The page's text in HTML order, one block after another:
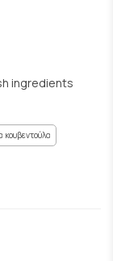
ingredients
κουβεντούλα